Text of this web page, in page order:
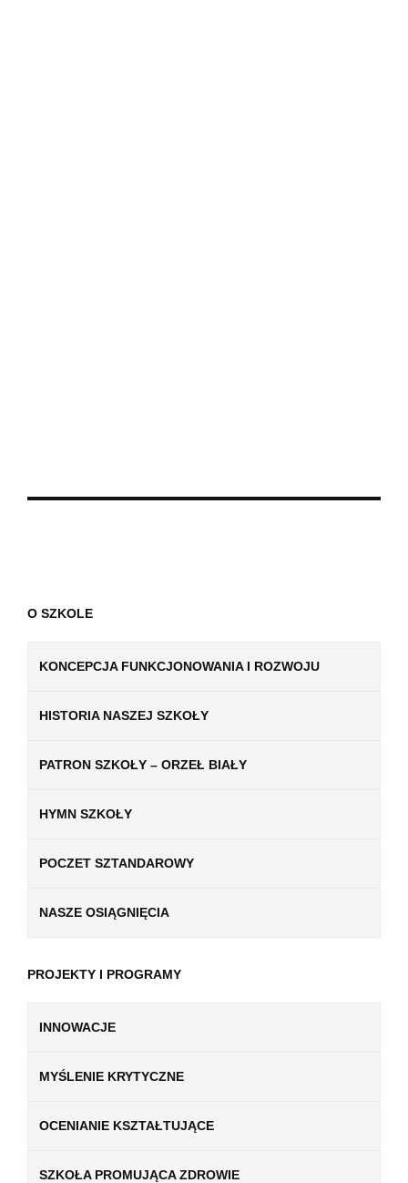
O SZKOLE
KONCEPCJA FUNKCJONOWANIA I ROZWOJU
HISTORIA NASZEJ SZKOŁY
PATRON SZKOŁY – ORZEŁ BIAŁY
HYMN SZKOŁY
POCZET SZTANDAROWY
NASZE OSIĄGNIĘCIA
PROJEKTY I PROGRAMY
INNOWACJE
MYŚLENIE KRYTYCZNE
OCENIANIE KSZTAŁTUJĄCE
SZKOŁA PROMUJĄCA ZDROWIE